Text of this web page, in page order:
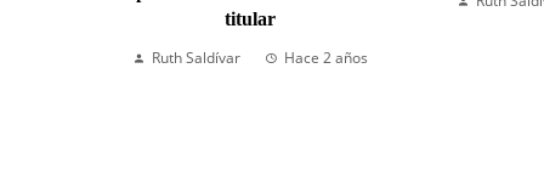
titular
Ruth Saldívar
Hace 2 años